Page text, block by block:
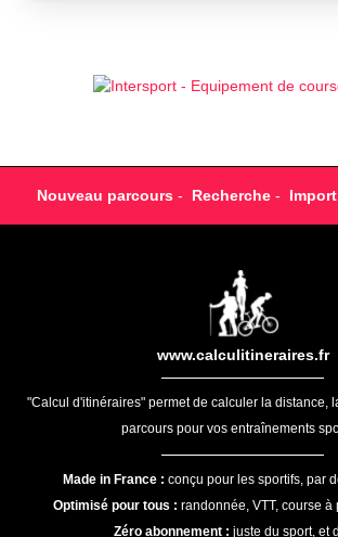
Nouveau parcours- Recherche-
www.calculitineraires.fr
"Calcul d'itinéraires" permet de calculer la distance,
parcours pour vos entraînements
Made in France : conçu pour les sportifs, par
Optimisé pour tous : randonnée, VTT, course
Zéro abonnement : juste du sport, et